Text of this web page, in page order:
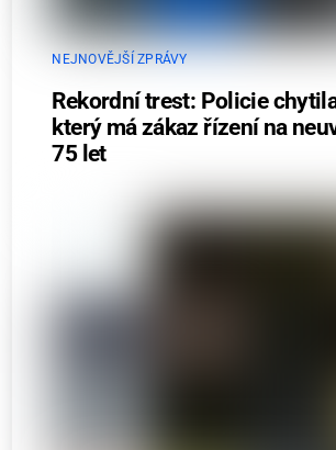
NEJNOVĚJŠÍ ZPRÁVY
Rekordní trest: Policie
který má zákaz řízení na
75 let